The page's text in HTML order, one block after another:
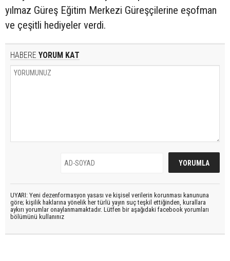
yılmaz Güreş Eğitim Merkezi Güreşçilerine eşofman
ve çeşitli hediyeler verdi.
HABERE YORUM KAT
UYARI: Yeni dezenformasyon yasası ve kişisel verilerin korunması kanununa
göre; kişilik haklarına yönelik her türlü yayın suç teşkil ettiğinden, kurallara
aykırı yorumlar onaylanmamaktadır. Lütfen bir aşağıdaki facebook yorumları
bölümünü kullanınız